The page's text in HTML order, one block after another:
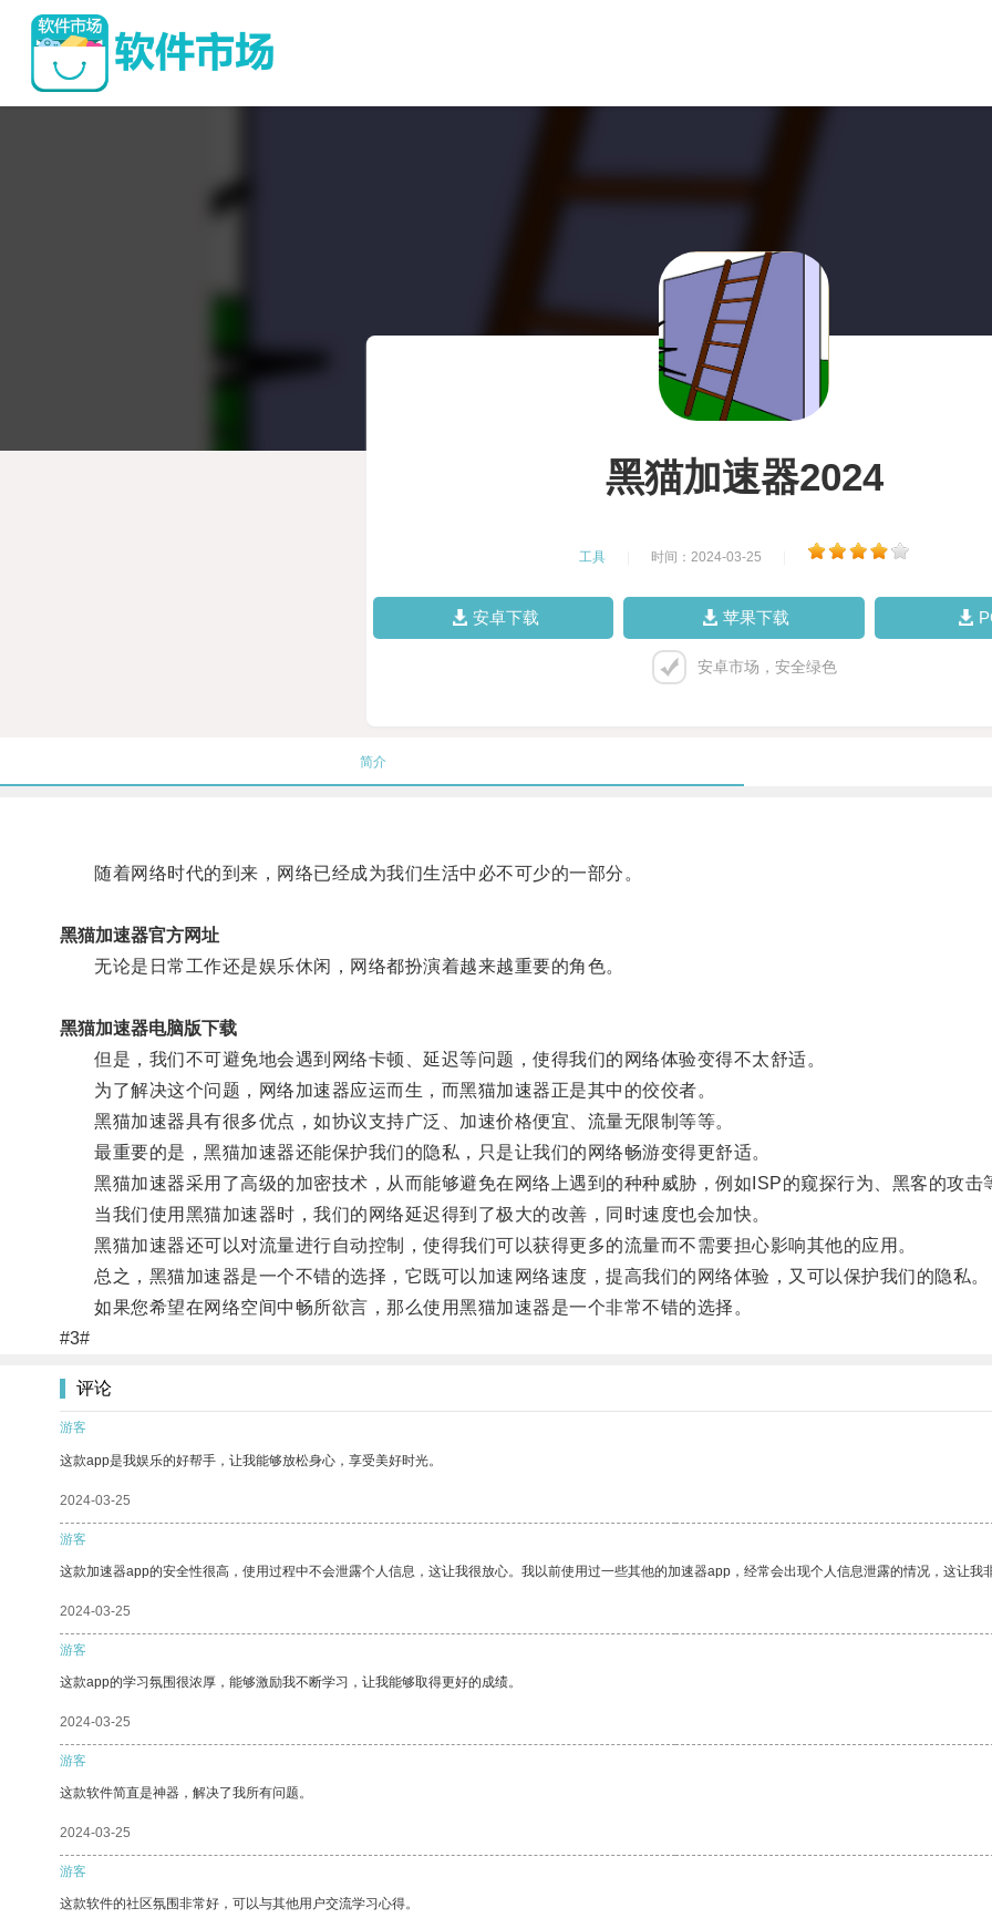
黑猫加速器2024
工具 时间：2024-03-25
安卓下载 苹果下载
安卓市场，安全绿色
简介
随着网络时代的到来，网络已经成为我们生活中必不可少的一部分。
黑猫加速器官方网址
无论是日常工作还是娱乐休闲，网络都扮演着越来越重要的角色。
黑猫加速器电脑版下载
但是，我们不可避免地会遇到网络卡顿、延迟等问题，使得我们的网络体验变得不太舒适。
为了解决这个问题，网络加速器应运而生，而黑猫加速器正是其中的佼佼者。
黑猫加速器具有很多优点，如协议支持广泛、加速价格便宜、流量无限制等等。
最重要的是，黑猫加速器还能保护我们的隐私，只是让我们的网络畅游变得更舒适。
黑猫加速器采用了高级的加密技术，从而能够避免在网络上遇到的种种威胁，例如ISP的窥探行为、黑客的攻击
当我们使用黑猫加速器时，我们的网络延迟得到了极大的改善，同时速度也会加快。
黑猫加速器还可以对流量进行自动控制，使得我们可以获得更多的流量而不需要担心影响其他的应用。
总之，黑猫加速器是一个不错的选择，它既可以加速网络速度，提高我们的网络体验，又可以保护我们的隐私。
如果您希望在网络空间中畅所欲言，那么使用黑猫加速器是一个非常不错的选择。
#3#
评论
游客
这款app是我娱乐的好帮手，让我能够放松身心，享受美好时光。
2024-03-25
游客
这款加速器app的安全性很高，使用过程中不会泄露个人信息，这让我很放心。我以前使用过一些其他的加速器app，经常会出现个人信息泄露的情况，这让我
2024-03-25
游客
这款app的学习氛围很浓厚，能够激励我不断学习，让我能够取得更好的成绩。
2024-03-25
游客
这款软件简直是神器，解决了我所有问题。
2024-03-25
游客
这款软件的社区氛围非常好，可以与其他用户交流学习心得。